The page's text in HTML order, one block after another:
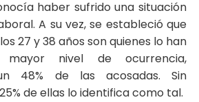
haber sufrido una situación
A su vez, se estableció que
27 y 38 años son quienes lo han
nivel de ocurrencia,
48% de las acosadas. Sin
de ellas lo identifica como tal.